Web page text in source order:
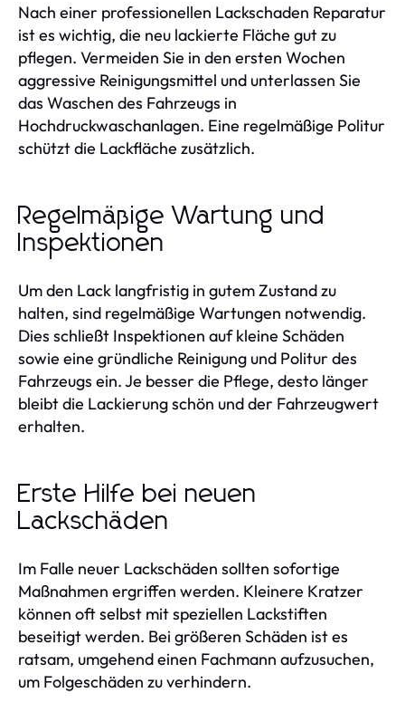
Nach einer professionellen Lackschaden Reparatur
ist es wichtig, die neu lackierte Fläche gut zu
pflegen. Vermeiden Sie in den ersten Wochen
aggressive Reinigungsmittel und unterlassen Sie
das Waschen des Fahrzeugs in
Hochdruckwaschanlagen. Eine regelmäßige Politur
schützt die Lackfläche zusätzlich.
Regelmäßige Wartung und
Inspektionen
Um den Lack langfristig in gutem Zustand zu
halten, sind regelmäßige Wartungen notwendig.
Dies schließt Inspektionen auf kleine Schäden
sowie eine gründliche Reinigung und Politur des
Fahrzeugs ein. Je besser die Pflege, desto länger
bleibt die Lackierung schön und der Fahrzeugwert
erhalten.
Erste Hilfe bei neuen
Lackschäden
Im Falle neuer Lackschäden sollten sofortige
Maßnahmen ergriffen werden. Kleinere Kratzer
können oft selbst mit speziellen Lackstiften
beseitigt werden. Bei größeren Schäden ist es
ratsam, umgehend einen Fachmann aufzusuchen,
um Folgeschäden zu verhindern.